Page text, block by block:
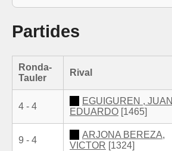
Partides
Ronda-
Tauler
Rival
4 - 4
EGUIGUREN , JUAN
EDUARDO [1465]
9 - 4
ARJONA BEREZA,
VICTOR [1324]